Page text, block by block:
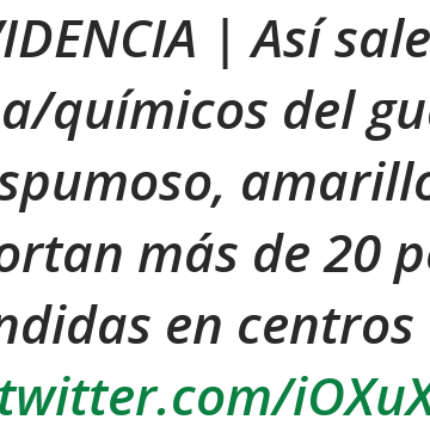
| Así
químicos del
más de 20
en centros